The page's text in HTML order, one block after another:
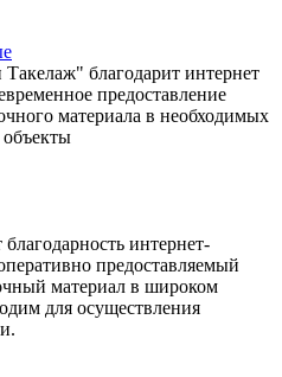
благодарит интернет
предоставление
материала в необходимых
интернет-
предоставляемый
материал в широком
для осуществления